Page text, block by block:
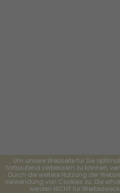
Um unsere Webseite für Sie
fortlaufend verbessern zu können,
Durch die weitere Nutzung der
Verwendung von Cookies zu. Die
werden NICHT für